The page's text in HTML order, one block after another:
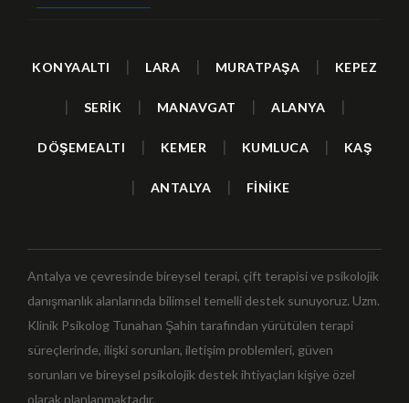
KONYAALTI LARA MURATPAŞA KEPEZ
SERİK MANAVGAT ALANYA
DÖŞEMEALTI KEMER KUMLUCA KAŞ
ANTALYA FİNİKE
Antalya ve çevresinde bireysel terapi, çift terapisi ve psikolojik
danışmanlık alanlarında bilimsel temelli destek sunuyoruz. Uzm.
Klinik Psikolog Tunahan Şahin tarafından yürütülen terapi
süreçlerinde, ilişki sorunları, iletişim problemleri, güven
sorunları ve bireysel psikolojik destek ihtiyaçları kişiye özel
olarak planlanmaktadır.